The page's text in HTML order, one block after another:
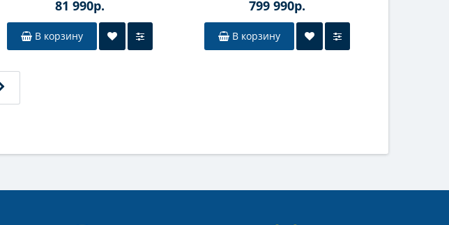
81 990р.
В корзину
799 990р.
В корзину